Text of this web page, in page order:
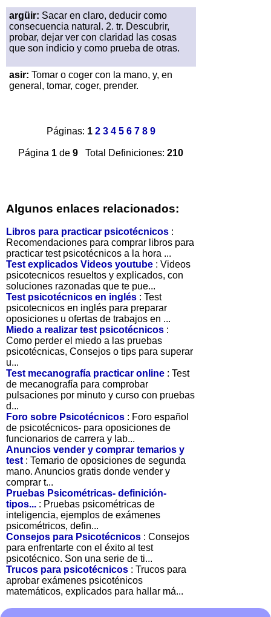
argüir: Sacar en claro, deducir como
consecuencia natural. 2. tr. Descubrir,
probar, dejar ver con claridad las cosas
que son indicio y como prueba de otras.
asir: Tomar o coger con la mano, y, en
general, tomar, coger, prender.
Páginas: 1 2 3 4 5 6 7 8 9
Página 1 de9 Total Definiciones:210
Algunos enlaces relacionados:
Libros para practicar psicotécnicos :
Recomendaciones para comprar libros para
practicar test psicotécnicos a la hora ...
Test explicados Videos youtube : Videos
psicotecnicos resueltos y explicados, con
soluciones razonadas que te pue...
Test psicotécnicos en inglés : Test
psicotecnicos en inglés para preparar
oposiciones u ofertas de trabajos en ...
Miedo a realizar test psicotécnicos :
Como perder el miedo a las pruebas
psicotécnicas, Consejos o tips para superar
u...
Test mecanografía practicar online : Test
de mecanografía para comprobar
pulsaciones por minuto y curso con pruebas
d...
Foro sobre Psicotécnicos : Foro español
de psicotécnicos- para oposiciones de
funcionarios de carrera y lab...
Anuncios vender y comprar temarios y
test : Temario de oposiciones de segunda
mano. Anuncios gratis donde vender y
comprar t...
Pruebas Psicométricas- definición-
tipos... : Pruebas psicométricas de
inteligencia, ejemplos de exámenes
psicométricos, defin...
Consejos para Psicotécnicos : Consejos
para enfrentarte con el éxito al test
psicotécnico. Son una serie de ti...
Trucos para psicotécnicos : Trucos para
aprobar exámenes psicoténicos
matemáticos, explicados para hallar má...